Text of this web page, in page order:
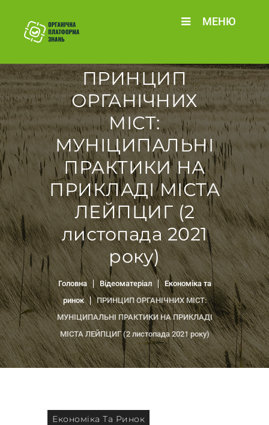
МЕНЮ
ПРИНЦИП
ОРГАНІЧНИХ
МІСТ:
МУНІЦИПАЛЬНІ
ПРАКТИКИ НА
ПРИКЛАДІ МІСТА
ЛЕЙПЦИГ (2
листопада 2021
року)
Головна Відеоматеріал
Економіка та
ринок
ПРИНЦИП ОРГАНІЧНИХ МІСТ:
МУНІЦИПАЛЬНІ ПРАКТИКИ НА ПРИКЛАДІ
МІСТА ЛЕЙПЦИГ (2 листопада 2021 року)
Економіка Та Ринок